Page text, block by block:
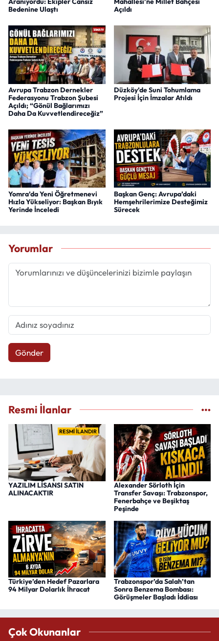
Bedenine Ulaştı
Açıldı
Avrupa Trabzon Dernekler
Federasyonu Trabzon Şubesi
Açıldı; “Gönül Bağlarımızı
Daha Da Kuvvetlendireceğiz”
Düzköy’de Suni Tohumlama
Projesi İçin İmzalar Atıldı
Yomra’da Yeni Öğretmenevi
Hızla Yükseliyor: Başkan Bıyık
Yerinde İnceledi
Başkan Genç: Avrupa’daki
Hemşehrilerimize Desteğimiz
Sürecek
Yorumlar
Gönder
Resmi İlanlar
RESMİ İLANDIR
YAZILIM LİSANSI SATIN
ALINACAKTIR
Alexander Sörloth İçin
Transfer Savaşı: Trabzonspor,
Fenerbahçe ve Beşiktaş
Peşinde
Türkiye’den Hedef Pazarlara
94 Milyar Dolarlık İhracat
Trabzonspor’da Salah’tan
Sonra Benzema Bombası:
Görüşmeler Başladı İddiası
Çok Okunanlar